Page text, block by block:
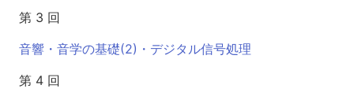
第 3 回
音響・音学の基礎(2)・デジタル信号処理
第 4 回